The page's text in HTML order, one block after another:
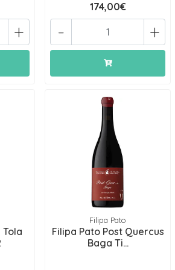
+
174,00€
+
-
Tola
Filipa Pato
Filipa Pato Post Quercus
Baga Ti...